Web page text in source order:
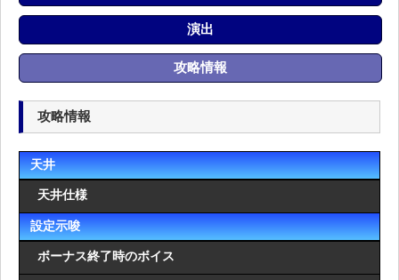
演出
攻略情報
攻略情報
天井
天井仕様
設定示唆
ボーナス終了時のボイス